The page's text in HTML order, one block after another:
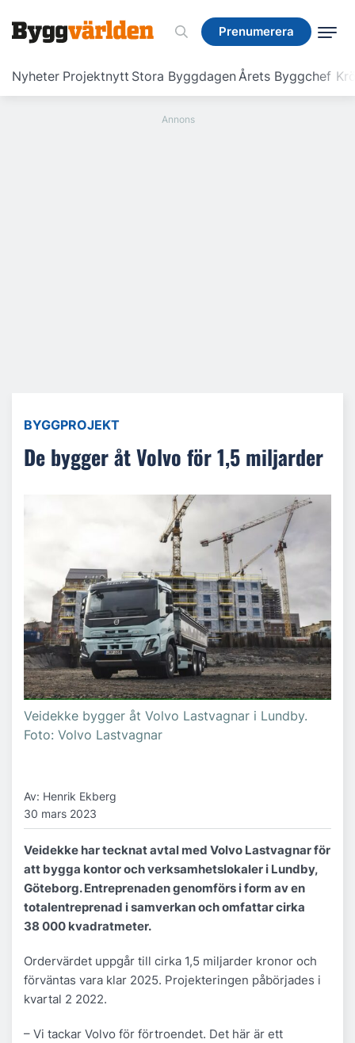
Prenumerera
Nyheter Projektnytt Stora ByggdagenÅrets Byggchef
Prenumerera
BYGGPROJEKT
De bygger åt Volvo för 1,5 miljarder
Veidekke bygger åt Volvo Lastvagnar i Lundby.
Foto: Volvo Lastvagnar
Av: Henrik Ekberg
30 mars 2023
Veidekke har tecknat avtal med Volvo Lastvagnar för
att bygga kontor och verksamhetslokaler i Lundby,
Göteborg. Entreprenaden genomförs i form av en
totalentreprenad i samverkan och omfattar cirka
38 000 kvadratmeter.
Ordervärdet uppgår till cirka 1,5 miljarder kronor och
förväntas vara klar 2025. Projekteringen påbörjades i
kvartal 2 2022.
– Vi tackar Volvo för förtroendet. Det här är ett